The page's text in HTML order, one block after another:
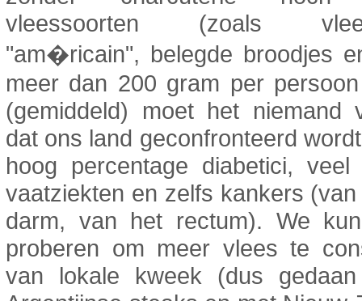
vleessoorten (zoals
"am�ricain", belegde broodjes
meer dan 200 gram per
(gemiddeld) moet het niemand
dat ons land geconfronteerd
hoog percentage diabetici,
vaatziekten en zelfs kankers
darm, van het rectum). We
proberen om meer vlees te
van lokale kweek (dus